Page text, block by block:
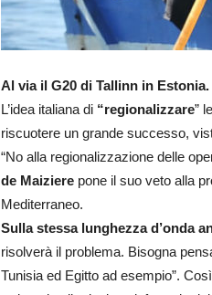
Al via il G20 di Tallinn in Estonia.
L’idea italiana di “regionalizzare”
riscuotere un grande successo,
“No alla regionalizzazione delle
de Maiziere pone il suo veto alla
Mediterraneo.
Sulla stessa lunghezza d’onda
risolverà il problema. Bisogna
Tunisia ed Egitto ad esempio”. Così